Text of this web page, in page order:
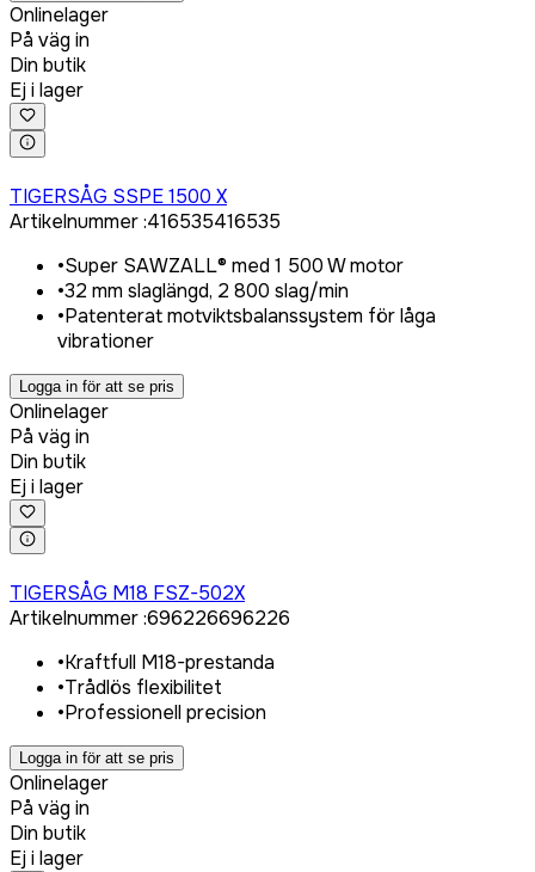
Onlinelager
På väg in
Din butik
Ej i lager
TIGERSÅG SSPE 1500 X
Artikelnummer:416535416535
•Super SAWZALL® med 1 500 W motor
•32 mm slaglängd, 2 800 slag/min
•Patenterat motviktsbalanssystem för låga
vibrationer
Logga in för att se pris
Onlinelager
På väg in
Din butik
Ej i lager
TIGERSÅG M18 FSZ-502X
Artikelnummer:696226696226
•Kraftfull M18-prestanda
•Trådlös flexibilitet
•Professionell precision
Logga in för att se pris
Onlinelager
På väg in
Din butik
Ej i lager